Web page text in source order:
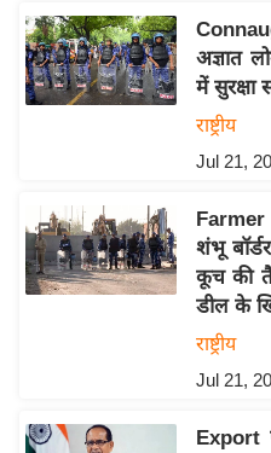
ल
क्रि
के
2
0
म
अज्ञात
में सुरक्षा
राष्ट्रीय
Jul 21,
शंभू
कूच की
डील के
राष्ट्रीय
Jul 21,
Export